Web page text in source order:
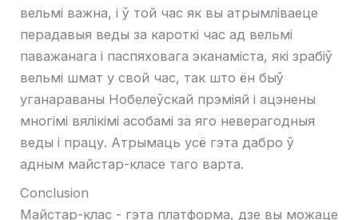
вельмі важна, і ў той час як вы атрымліваеце
перадавыя веды за кароткі час ад вельмі
паважанага і паспяховага эканаміста, які зрабіў
вельмі шмат у свой час, так што ён быў
уганараваны Нобелеўскай прэміяй і ацэнены
многімі вялікімі асобамі за яго неверагодныя
веды і працу. Атрымаць усё гэта дабро ў
адным майстар-класе таго варта.
Conclusion
Майстар-клас - гэта платформа, дзе вы можаце